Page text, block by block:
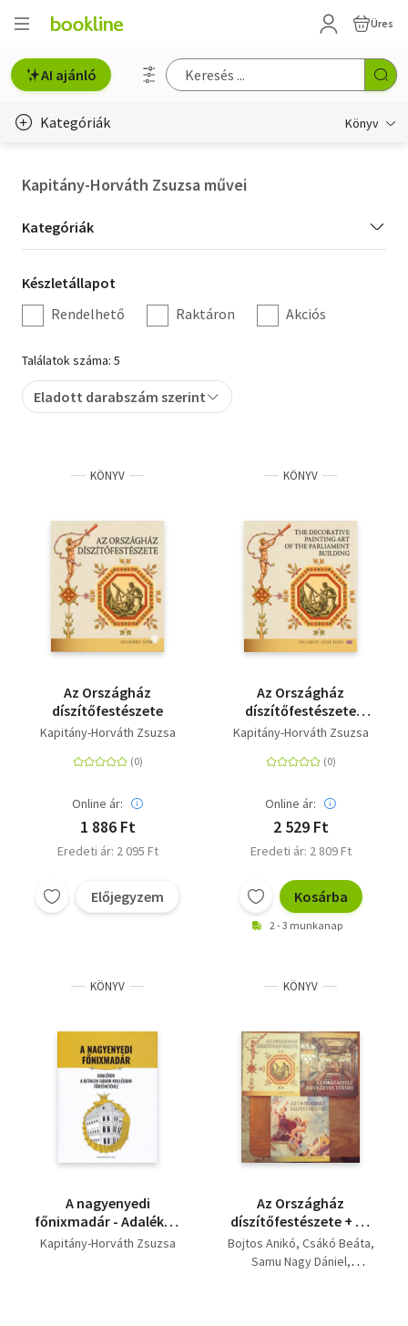
Üres
AI ajánló
Kategóriák Könyv
Hobbi, szabadidő
Irodalom
Művészet
Szakkönyv
Tankönyv, segédkönyv
Társadalomtudomány
Természettudomány
Történelem
Vallás
Kapitány-Horváth Zsuzsa művei
Kategória
szűrés
Kategóriák
Készletállapot
szűrés
Készletállapot
Rendelhető
Raktáron Akciós
Találatok száma: 5
Eladott darabszám szerint
KÖNYV
Az Országház
díszítőfestészete
Kapitány-Horváth Zsuzsa
Online ár:
1 886 Ft
Eredeti ár: 2 095 Ft
Előjegyzem
KÖNYV
Az Országház
díszítőfestészete
(angol nyelven) - The
Art Of The Parliament
Kapitány-Horváth Zsuzsa
Online ár:
2 529 Ft
Eredeti ár: 2 809 Ft
Kosárba
2 - 3 munkanap
KÖNYV
A nagyenyedi
főnixmadár - Adalékok
a Bethlen Gábor
Kapitány-Horváth Zsuzsa
KÖNYV
Az Országház
díszítőfestészete + Az
Országház nevezetes
termei + Az Országház
Bojtos Anikó Csákó Beáta
Samu Nagy Dániel